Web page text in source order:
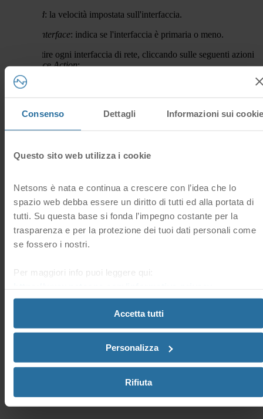
Consenso Dettagli Informazioni sui cookie
Questo sito web utilizza i cookie
Netsons è nata e continua a crescere con l’idea che lo
spazio web debba essere un diritto di tutti ed alla portata di
tutti. Su questa base si fonda l’impegno costante per la
trasparenza e per la protezione dei tuoi dati personali come
se fossero i nostri.
Per maggiori info puoi leggere qui:
Accetta tutti
Personalizza
Rifiuta
Port speed: la velocità impostata sull'interfaccia.
Primary interface: indica se l'interfaccia è primaria o meno.
Potrai gestire ogni interfaccia di rete, cliccando sulle seguenti azioni
sotto la voceAction:
Interface Usage
porta e per impostarla o meno come principale.
Per creare una nuova interfaccia di rete dal pannello di controllo >
asto New Network Interfacein basso sulla destra.
Nella schermata che appare, immetti i valori per i seguenti parametri:
Label:un nome per la nuova interfaccia
Physical Network:scegli una rete nel menù a tendina
Port speed:
imposta la velocità della porta in Mbps o rendila
Clicca infine suSubmit.
Cloud Server, interfaccia rete, Cloud
utile questa